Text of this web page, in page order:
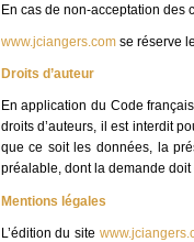
En cas de non-acceptation des
www.jciangers.comse réserve
Droits d’auteur
En application du Code
droits d’auteurs, il est interdit
que ce soit les données, la
préalable, dont la demande doit
Mentions légales
L’édition du site